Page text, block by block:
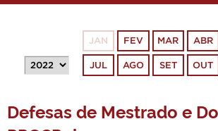
EDITAIS
INTERNACIONAL
PORTARIAS
JAN FEV MAR ABR
JUL AGO SET OUT
Defesas de Mestrado e